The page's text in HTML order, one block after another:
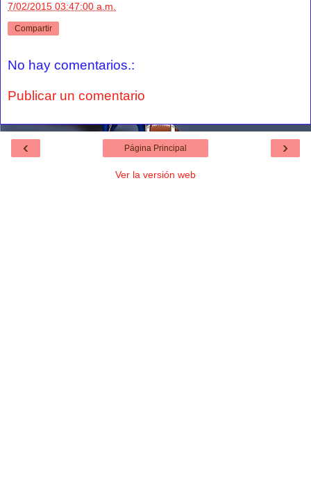
7/02/2015 03:47:00 a.m.
Compartir
No hay comentarios.:
Publicar un comentario
‹ ›
Página Principal
Ver la versión web